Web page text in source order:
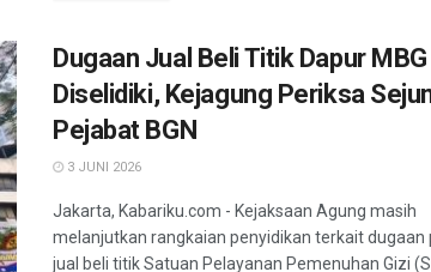
Dugaan Jual Beli Titik Dapur MBG
Diselidiki, Kejagung Periksa
Pejabat BGN
3 JUNI 2026
Jakarta, Kabariku.com - Kejaksaan Agung masih
melanjutkan rangkaian penyidikan terkait dugaan
jual beli titik Satuan Pelayanan Pemenuhan Gizi